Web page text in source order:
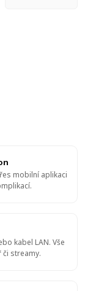
mobilní aplikaci
kabel LAN. Vše
streamy.